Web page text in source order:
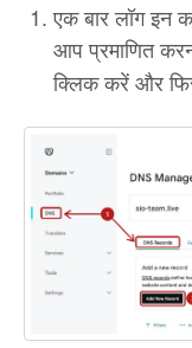
एक बार लॉग इन
आप प्रमाणित
क्लिक करें और